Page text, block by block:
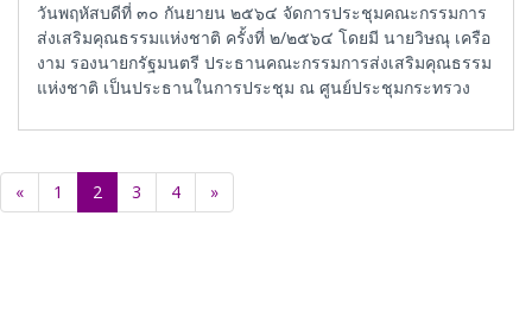
วันพฤหัสบดีที่ ๓๐ กันยายน ๒๕๖๔ จัดการประชุมคณะกรรมการ
ส่งเสริมคุณธรรมแห่งชาติ ครั้งที่ ๒/๒๕๖๔ โดยมี นายวิษณุ เครือ
งาม รองนายกรัฐมนตรี ประธานคณะกรรมการส่งเสริมคุณธรรม
แห่งชาติ เป็นประธานในการประชุม ณ ศูนย์ประชุมกระทรวง
« 1 2 3 4 »